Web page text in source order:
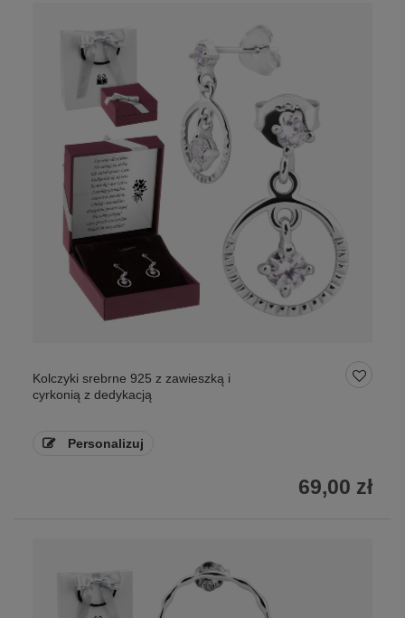
Kolczyki srebrne 925 z zawieszką i
cyrkonią z dedykacją
Personalizuj
69,00 zł